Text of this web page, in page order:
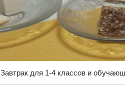
Завтрак для 1-4 классов и